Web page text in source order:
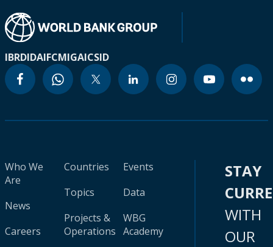
IBRDIDAIFCMIGAICSID
Who We
Are
News
Careers
Countries
Topics
Projects &
Operations
Events
Data
WBG
Academy
STAY
WITH
OUR